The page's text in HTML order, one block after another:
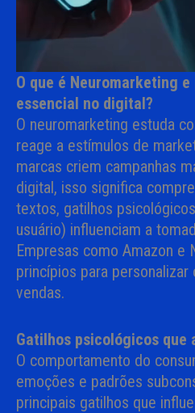
O que é Neuromarketing
essencial no digital?
O neuromarketing estuda
reage a estímulos de
marcas criem campanhas
digital, isso significa
textos, gatilhos
usuário) influenciam a
Empresas como Amazon e
princípios para
vendas.
Gatilhos psicológicos que
O comportamento do
emoções e padrões
principais gatilhos que